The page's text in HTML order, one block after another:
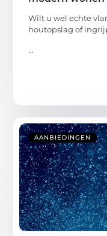
Wilt u wel echte
houtopslag of
...
AANBIEDINGEN